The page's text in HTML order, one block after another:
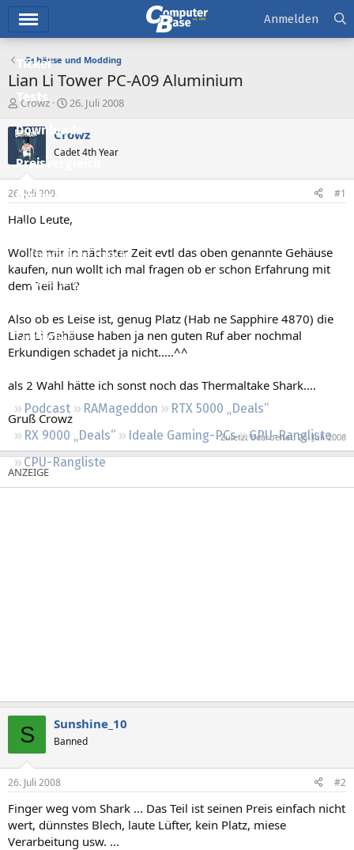
Ticker
Tests
Downloads
Preisvergleich
Forum
Aktuelles
Empfohlene Inhalte
Neue Beiträge
Leserartikel
Podcast RAMageddon
RTX 5000 „Deals“
RX 9000 „Deals“
Ideale Gaming-PCs
GPU-Rangliste
CPU-Rangliste
Anmelden
Gehäuse und Modding
Lian Li Tower PC-A09 Aluminium
E
s
t
e
e
r
Crowz
E
s
t
e
t
a
m
26. Juli 2008
Crowz
Cadet 4th Year
26. Juli 2008 #1
Hallo Leute,
Wollte mir in nächster Zeit evtl das oben genannte Gehäuse
kaufen, nun wollt ich mal fragen ob er schon Erfahrung mit
dem Teil hat?
Also ob es Leise ist, genug Platz (Hab ne Sapphire 4870) die
Lian Li Gehäuse haben ja nen guten Ruf aber nochmal
Erkundigen schadet ja nicht.....^^
als 2 Wahl hätte ich sonst noch das Thermaltake Shark....
Gruß Crowz
Zuletzt bearbeitet:26. Juli 2008
S Sunshine_10
Banned
26. Juli 2008 #2
Finger weg vom Shark ... Das Teil ist seinen Preis einfach nicht
wert, dünnstes Blech, laute Lüfter, kein Platz, miese
Verarbeitung usw. ...